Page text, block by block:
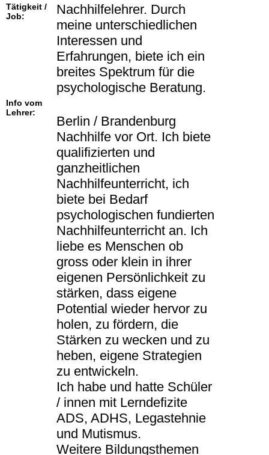
Tätigkeit /
Job:
Nachhilfelehrer. Durch
meine unterschiedlichen
Interessen und
Erfahrungen, biete ich ein
breites Spektrum für die
psychologische Beratung.
Info vom
Lehrer:
Berlin / Brandenburg
Nachhilfe vor Ort. Ich biete
qualifizierten und
ganzheitlichen
Nachhilfeunterricht, ich
biete bei Bedarf
psychologischen fundierten
Nachhilfeunterricht an. Ich
liebe es Menschen ob
gross oder klein in ihrer
eigenen Persönlichkeit zu
stärken, dass eigene
Potential wieder hervor zu
holen, zu fördern, die
Stärken zu wecken und zu
heben, eigene Strategien
zu entwickeln.
Ich habe und hatte Schüler
/ innen mit Lerndefizite
ADS, ADHS, Legastehnie
und Mutismus.
Weitere Bildungsthemen